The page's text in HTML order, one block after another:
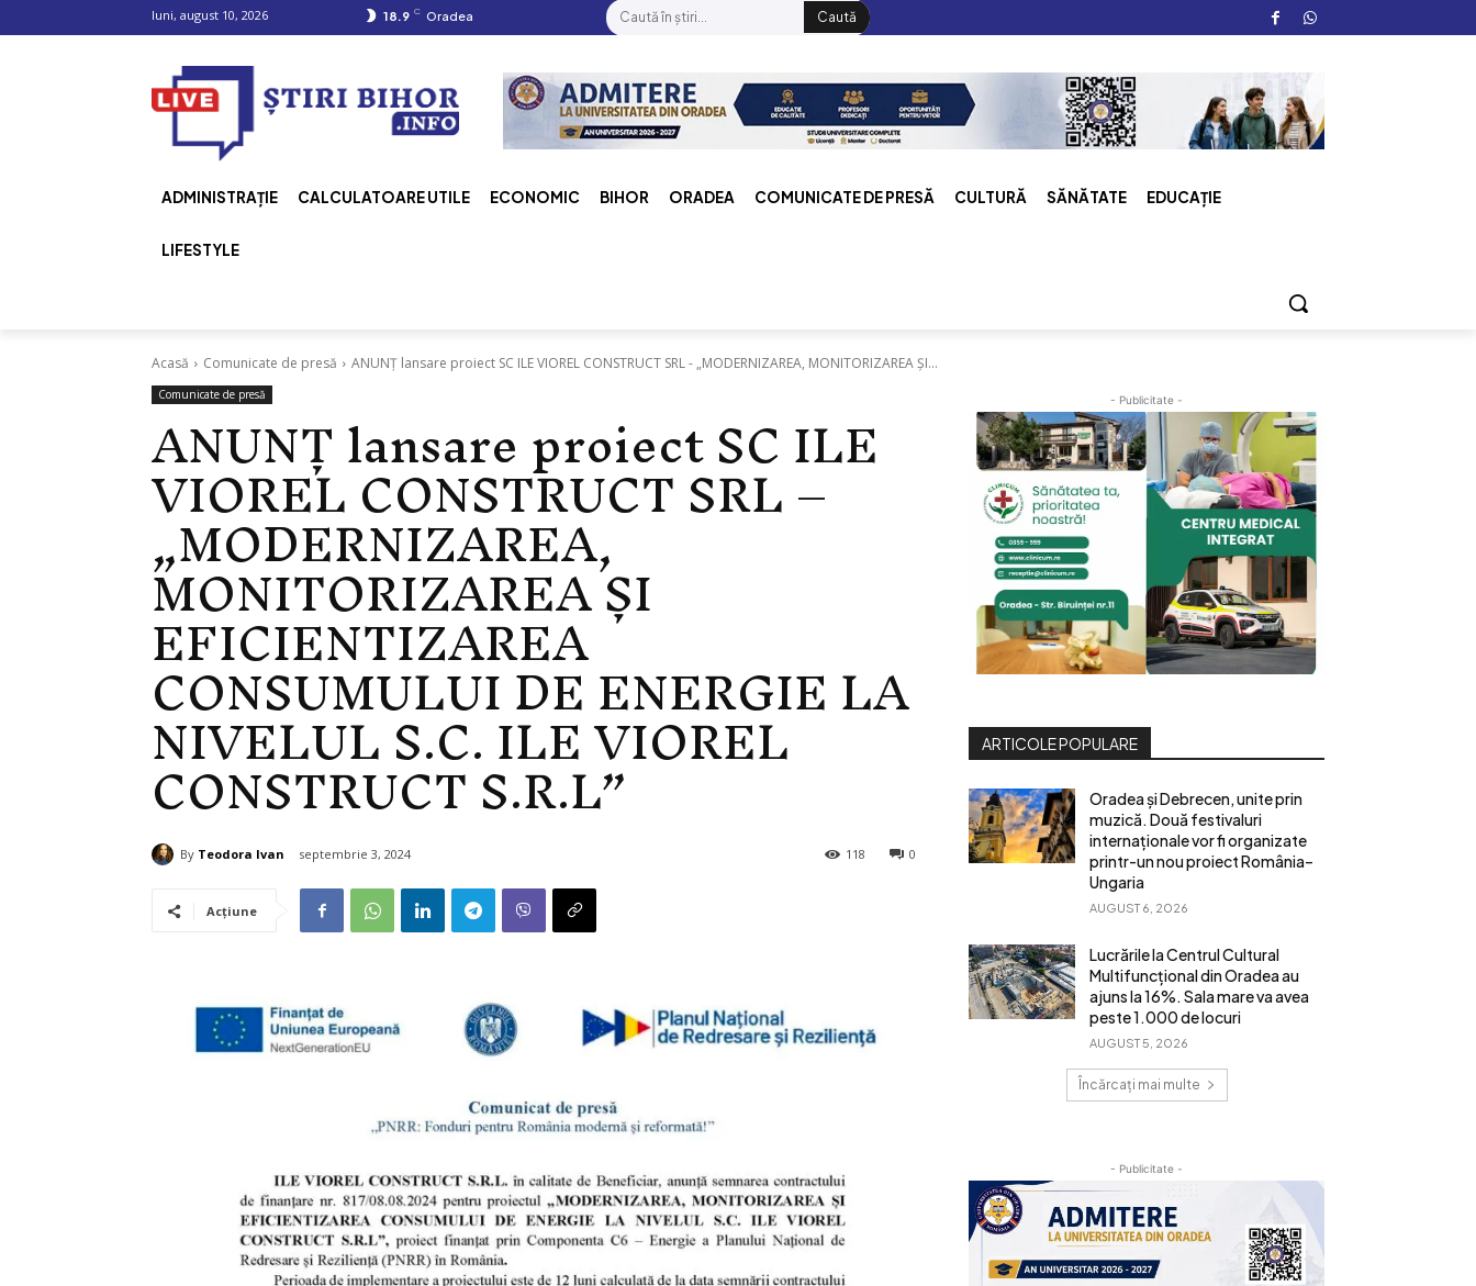
luni, august 10, 2026 18.9 C Oradea Caută
ADMINISTRAȚIE CALCULATOARE UTILE ECONOMIC BIHOR ORADEA COMUNICATE DE PRESĂ CULTURĂ SĂNĂTATE EDUCAȚIE
LIFESTYLE
Acasă Comunicate de presă ANUNȚ lansare proiect SC ILE VIOREL CONSTRUCT SRL - „MODERNIZAREA, MONITORIZAREA ȘI...
Comunicate de presă
ANUNȚ lansare proiect SC ILE
VIOREL CONSTRUCT SRL –
„MODERNIZAREA,
MONITORIZAREA ȘI
EFICIENTIZAREA
CONSUMULUI DE ENERGIE LA
NIVELUL S.C. ILE VIOREL
CONSTRUCT S.R.L”
By Teodora Ivan septembrie 3, 2024 0
118
Acțiune
- Publicitate -
ARTICOLE POPULARE
Oradea și Debrecen, unite prin
muzică. Două festivaluri
internaționale vor fi organizate
printr-un nou proiect România–
Ungaria
AUGUST 6, 2026
Lucrările la Centrul Cultural
Multifuncțional din Oradea au
ajuns la 16%. Sala mare va avea
peste 1.000 de locuri
AUGUST 5, 2026
Încărcați mai multe
- Publicitate -